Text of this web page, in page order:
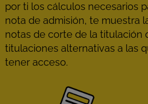
por ti los cálculos necesarios
nota de admisión, te muestra
notas de corte de la titulación
titulaciones alternativas a las
tener acceso.